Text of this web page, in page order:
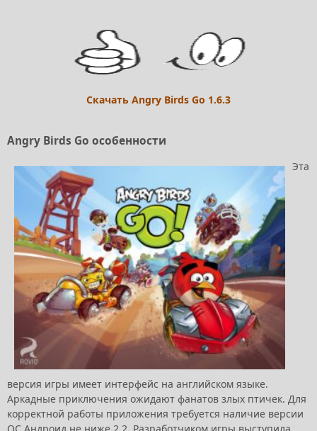
Скачать Angry Birds Go 1.6.3
Angry Birds Go особенности
Эта
версия игры имеет интерфейс на английском языке.
Аркадные приключения ожидают фанатов злых птичек. Для
корректной работы приложения требуется наличие версии